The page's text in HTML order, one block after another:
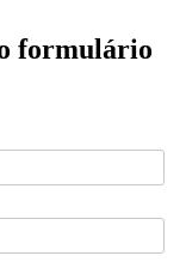
formulário